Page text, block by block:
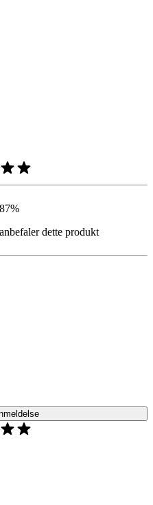
Bazaarvoice og er i
og stjernevurderinger er
87%
anbefaler dette produkt